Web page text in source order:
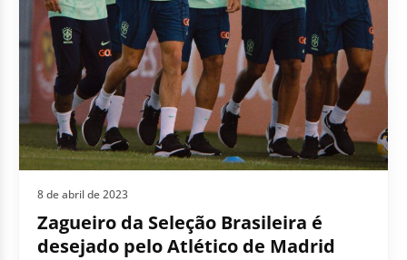
8 de abril de 2023
Zagueiro da Seleção Brasileira é
desejado pelo Atlético de Madrid